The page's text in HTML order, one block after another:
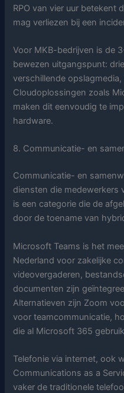
RPO van vier uur betekent
mag verliezen bij een
Voor MKB-bedrijven is de
bewezen uitgangspunt:
verschillende
Cloudoplossingen zoals
maken dit eenvoudig te
hardware.
8. Communicatie- en
Communicatie- en
diensten die medewerkers
is een categorie die de
door de toename van
Microsoft Teams is het
Nederland voor zakelijke
videovergaderen,
documenten zijn
Alternatieven zijn Zoom
voor teamcommunicatie,
die al Microsoft 365
Telefonie via internet, ook
Communications as a
vaker de traditionele